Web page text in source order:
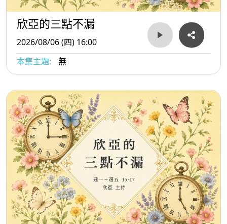
欣亞的三點不漏
2026/08/06 (四) 16:00
本集主題:
無